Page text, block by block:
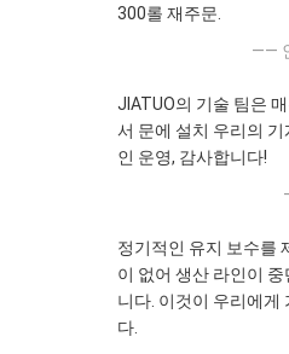
300롤 재주문.
——
JIATUO의 기술 팀은
서 문에 설치 우리의
인 운영, 감사합니다!
정기적인 유지 보수를
이 없어 생산 라인이
니다. 이것이 우리에게
다.